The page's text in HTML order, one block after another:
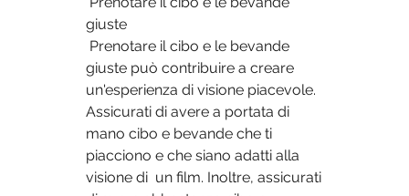
giuste
giuste può contribuire a creare
un'esperienza di visione piacevole.
Assicurati di avere a portata di
mano cibo e bevande che ti
piacciono e che siano adatti alla
visione di  un film. Inoltre, assicurati